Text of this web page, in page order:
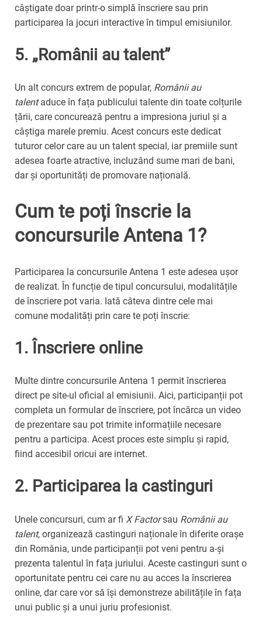
câștigate doar printr-o simplă înscriere sau prin
participarea la jocuri interactive în timpul emisiunilor.
5. „Românii au talent”
Un alt concurs extrem de popular, Românii au
talentaduce în fața publicului talente din toate colțurile
țării, care concurează pentru a impresiona juriul și a
câștiga marele premiu. Acest concurs este dedicat
tuturor celor care au un talent special, iar premiile sunt
adesea foarte atractive, incluzând sume mari de bani,
dar și oportunități de promovare națională.
Cum te poți înscrie la
concursurile Antena 1?
Participarea la concursurile Antena 1 este adesea ușor
de realizat. În funcție de tipul concursului, modalitățile
de înscriere pot varia. Iată câteva dintre cele mai
comune modalități prin care te poți înscrie:
1. Înscriere online
Multe dintre concursurile Antena 1 permit înscrierea
direct pe site-ul oficial al emisiunii. Aici, participanții pot
completa un formular de înscriere, pot încărca un video
de prezentare sau pot trimite informațiile necesare
pentru a participa. Acest proces este simplu și rapid,
fiind accesibil oricui are internet.
2. Participarea la castinguri
Unele concursuri, cum ar fi X Factorsau Românii au
talent, organizează castinguri naționale în diferite orașe
din România, unde participanții pot veni pentru a-și
prezenta talentul în fața juriului. Aceste castinguri sunt o
oportunitate pentru cei care nu au acces la înscrierea
online, dar care vor să își demonstreze abilitățile în fața
unui public și a unui juriu profesionist.